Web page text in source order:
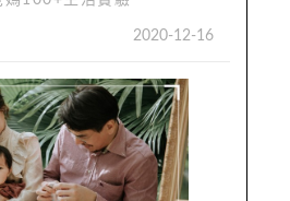
2020-12-16